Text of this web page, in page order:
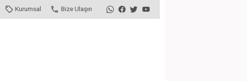
Kurumsal Bize Ulaşın